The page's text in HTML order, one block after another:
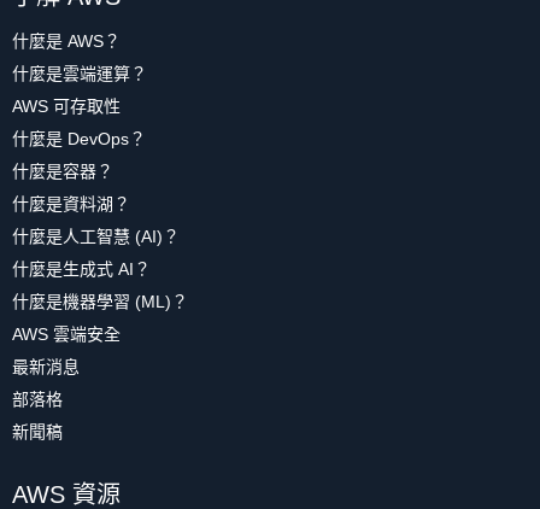
什麼是 AWS？
什麼是雲端運算？
AWS 可存取性
什麼是 DevOps？
什麼是容器？
什麼是資料湖？
什麼是人工智慧 (AI)？
什麼是生成式 AI？
什麼是機器學習 (ML)？
AWS 雲端安全
最新消息
部落格
新聞稿
AWS 資源